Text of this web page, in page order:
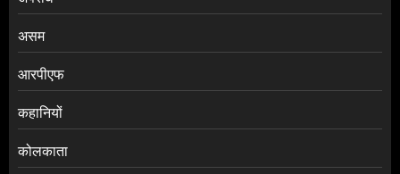
असम
आरपीएफ
कहानियों
कोलकाता